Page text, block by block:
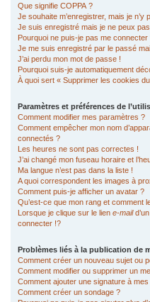
Que signifie COPPA ?
Je souhaite m’enregistrer, mais je n’y
Je suis enregistré mais je ne peux
Pourquoi ne puis-je pas me connecter
Je me suis enregistré par le passé
J’ai perdu mon mot de passe !
Pourquoi suis-je automatiquement
À quoi sert « Supprimer les cookies
Paramètres et préférences de
Comment modifier mes paramètres ?
Comment empêcher mon nom
connectés ?
Les heures ne sont pas correctes !
J’ai changé mon fuseau horaire et
Ma langue n’est pas dans la liste !
A quoi correspondent les images à
Comment puis-je afficher un avatar ?
Qu’est-ce que mon rang et comment
Lorsque je clique sur le lien e-mail
connecter !?
Problèmes liés à la publication de
Comment créer un nouveau sujet ou
Comment modifier ou supprimer un
Comment ajouter une signature à
Comment créer un sondage ?